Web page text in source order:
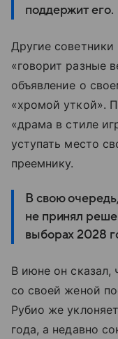
поддержит его.
Другие
«говорит разные
объявление о
«хромой уткой».
«драма в стиле
уступать место
преемнику.
В свою
не принял
выборах 2028
В июне он сказал,
со своей женой
Рубио же
года, а недавно